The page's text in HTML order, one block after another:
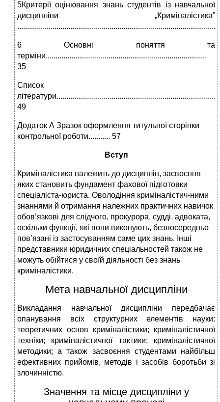
5Критерії оцінювання знань студентів із навчальної
дисципліни „Криміналістика”
6 Основні поняття та
терміни..................................................................................
35
Список
49
Додаток А Зразок оформлення титульної сторінки
контрольної роботи........... 57
Вступ
Криміналістика належить до дисциплін, засвоєння
яких становить фундамент фахової підготовки
спеціаліста-юриста. Оволодіння криміналістич-ними
знаннями й отримання належних практичних навичок
обов’язкові для слідчого, прокурора, судді, адвоката,
оскільки функції, які вони виконують, безпосередньо
пов’язані із застосуванням саме цих знань. Інші
представники юридичних спеціальностей також не
можуть обійтися у своїй діяльності без знань
криміналістики.
Мета навчальної дисципліни
Викладання навчальної дисципліни передбачає
опанування всіх структурних елементів науки:
теоретичних основ криміналістики; криміналістичної
техніки; криміналістичної тактики; криміналістичної
методики; а також засвоєння студентами найбільш
ефективних прийомів, методів і засобів боротьби зі
злочинністю.
Значення та місце дисципліни у